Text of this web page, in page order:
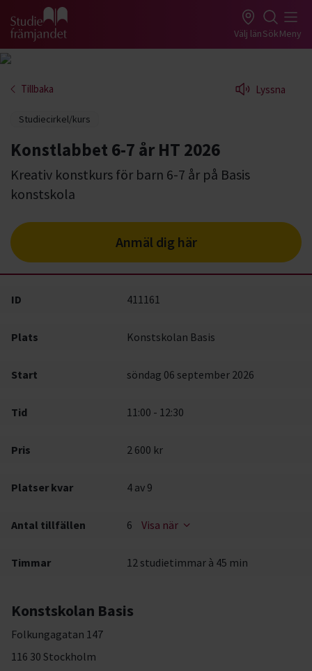
Gå till studiefrämjandets startsida Välj länSökMeny
Tillbaka Lyssna
Studiecirkel/kurs
Konstlabbet 6-7 år HT 2026
Kreativ konstkurs för barn 6-7 år på Basis
konstskola
Anmäl dig här
ID 411161
Plats Konstskolan Basis
Start söndag 06 september 2026
Tid 11:00 - 12:30
Pris 2 600 kr
Platser kvar 4 av 9
Antal tillfällen 6 Visa när
Timmar 12 studietimmar à 45 min
Konstskolan Basis
Folkungagatan 147
116 30 Stockholm